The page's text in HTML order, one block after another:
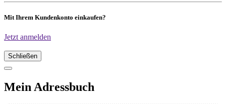
Mit Ihrem Kundenkonto einkaufen?
Jetzt anmelden
Schließen
Mein Adressbuch